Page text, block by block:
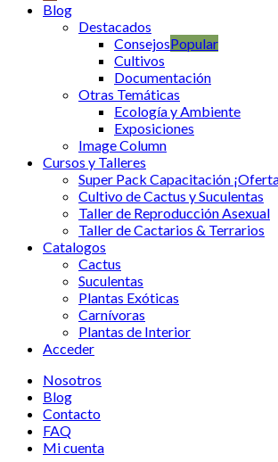
Blog
Destacados
Consejos
Cultivos
Documentación
Otras Temáticas
Ecología y Ambiente
Exposiciones
Image Column
Cursos y Talleres
Super Pack Capacitación
Cultivo de Cactus y Suculentas
Taller de Reproducción Asexual
Taller de Cactarios & Terrarios
Catalogos
Cactus
Suculentas
Plantas Exóticas
Carnívoras
Plantas de Interior
Acceder
Nosotros
Blog
Contacto
FAQ
Mi cuenta